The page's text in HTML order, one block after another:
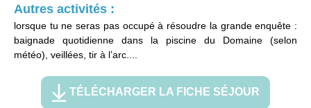
Autres activités :
lorsque tu ne seras pas occupé à résoudre la grande enquête :
baignade quotidienne dans la piscine du Domaine (selon
météo), veillées, tir à l’arc....
TÉLÉCHARGER LA FICHE SÉJOUR